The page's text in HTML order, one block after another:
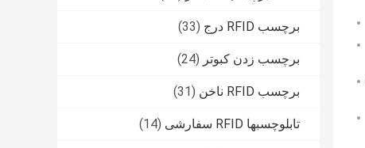
برچسب RFID درج (33)
برچسب زدن کبوتر (24)
برچسب RFID ناخن (31)
تابلوچسبها RFID سفارشی (14)